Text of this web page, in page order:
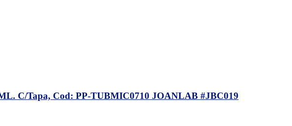
C/Tapa, Cod: PP-TUBMIC0710 JOANLAB #JBC019